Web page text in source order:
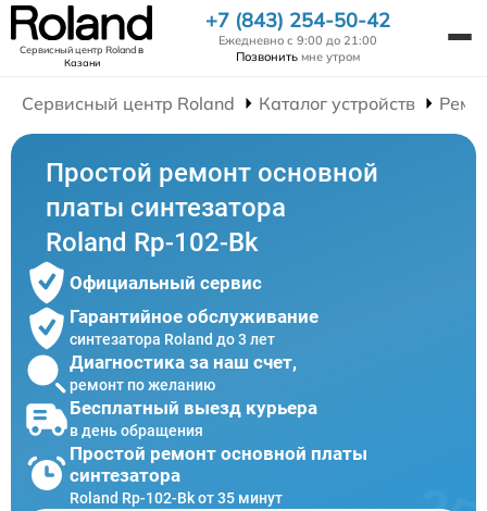
Сервисный центр Rolandв
Казани
+7 (843) 254-50-42
Ежедневно с 9:00 до 21:00
Позвонить мне утром
Сервисный центр Roland Каталог устройств
Простой ремонт основной
платы синтезатора
Roland Rp-102-Bk
Официальный сервис
Гарантийное обслуживание
синтезатора Roland до 3 лет
Диагностика за наш счет,
ремонт по желанию
Бесплатный выезд курьера
в день обращения
Простой ремонт основной платы
синтезатора
Roland Rp-102-Bk от 35 минут